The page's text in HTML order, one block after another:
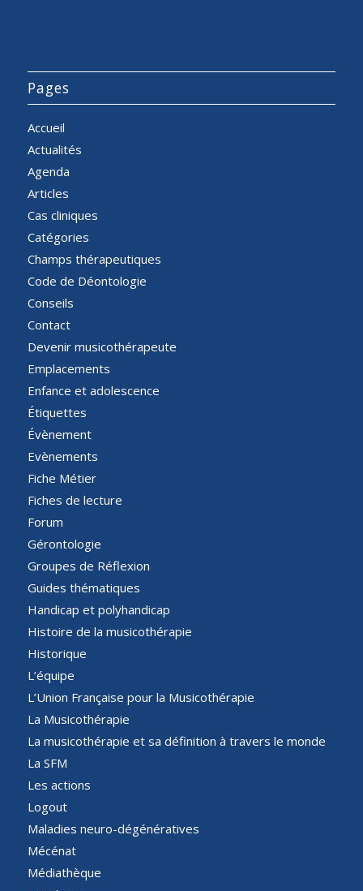
Pages
Accueil
Actualités
Agenda
Articles
Cas cliniques
Catégories
Champs thérapeutiques
Code de Déontologie
Conseils
Contact
Devenir musicothérapeute
Emplacements
Enfance et adolescence
Étiquettes
Évènement
Evènements
Fiche Métier
Fiches de lecture
Forum
Gérontologie
Groupes de Réflexion
Guides thématiques
Handicap et polyhandicap
Histoire de la musicothérapie
Historique
L’équipe
L’Union Française pour la Musicothérapie
La Musicothérapie
La musicothérapie et sa définition à travers le monde
La SFM
Les actions
Logout
Maladies neuro-dégénératives
Mécénat
Médiathèque